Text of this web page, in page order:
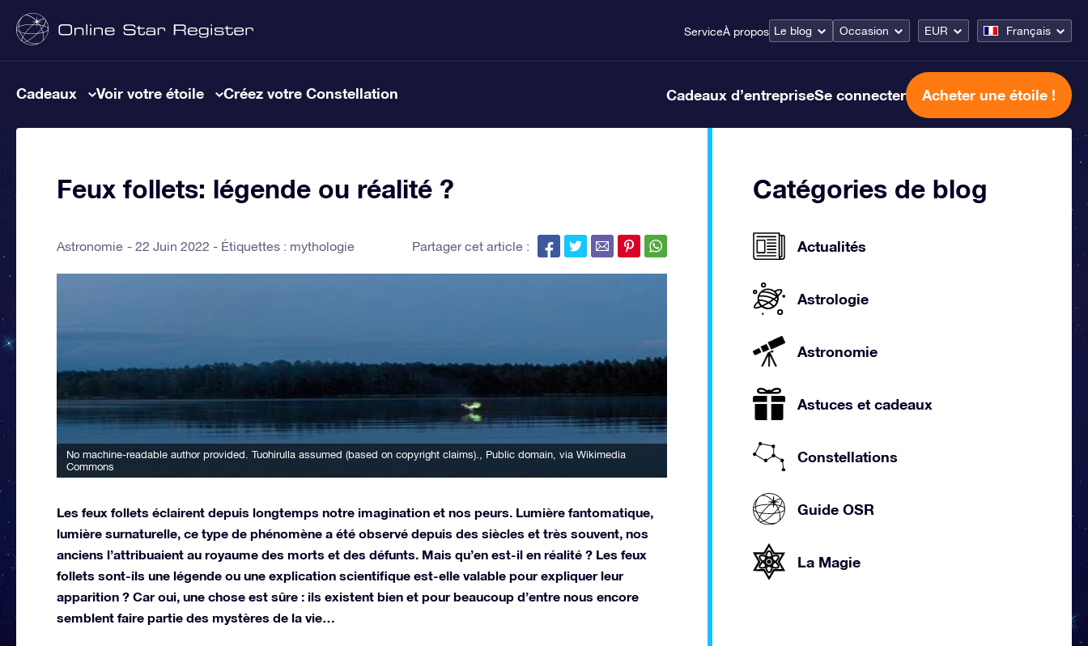
ServiceÀ propos Le blog Occasion EUR Français
Cadeaux Voir votre étoile Créez votre Constellation Cadeaux d’entrepriseSe connecter Acheter une étoile !
Feux follets: légende ou réalité ?
Astronomie 22 Juin 2022 - Étiquettes : mythologie Partager cet article :
No machine-readable author provided. Tuohirulla assumed (based on copyright claims).
, Public domain, via Wikimedia
Commons
Les feux follets éclairent depuis longtemps notre imagination et nos peurs. Lumière fantomatique,
lumière surnaturelle, ce type de phénomène a été observé depuis des siècles et très souvent, nos
anciens l’attribuaient au royaume des morts et des défunts. Mais qu’en est-il en réalité ? Les feux
follets sont-ils une légende ou une explication scientifique est-elle valable pour expliquer leur
apparition ? Car oui, une chose est sûre : ils existent bien et pour beaucoup d’entre nous encore
semblent faire partie des mystères de la vie…
Catégories de blog
Actualités
Astrologie
Astronomie
Astuces et cadeaux
Constellations
Guide OSR
La Magie